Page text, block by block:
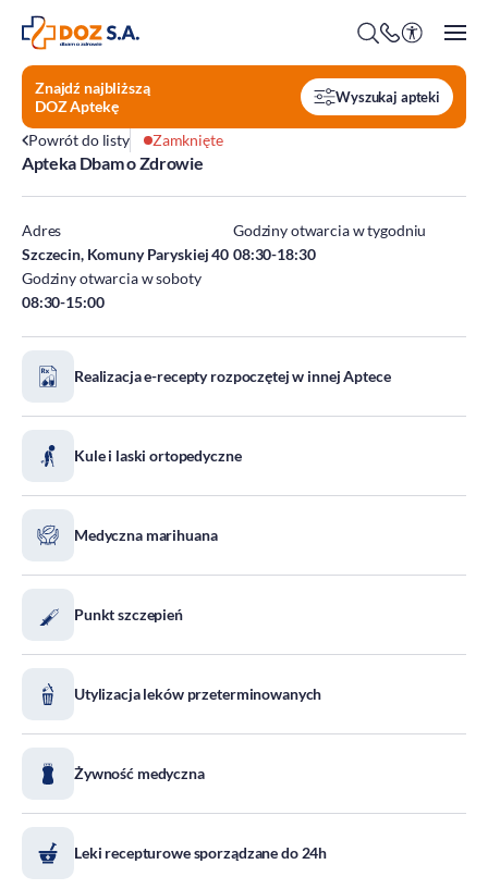
O firmie
Praca w Centrali
ESG
Środowisko
Społeczeństwo
Standardy Ochrony Małoletnich
Tradycja aptekarstwa
Kodeks Etyki
Do pobrania
Dla akcjonariuszy
Znajdź najbliższą
DOZ Aptekę
Wyszukaj apteki
Powrót do listy Zamknięte
Apteka Dbam o Zdrowie
Adres
Szczecin, Komuny Paryskiej 40
Godziny otwarcia w tygodniu
08:30-18:30
Godziny otwarcia w soboty
08:30-15:00
Realizacja e-recepty rozpoczętej w innej Aptece
Kule i laski ortopedyczne
Medyczna marihuana
Punkt szczepień
Utylizacja leków przeterminowanych
Żywność medyczna
Leki recepturowe sporządzane do 24h